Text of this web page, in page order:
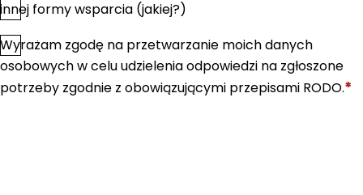
innej formy wsparcia (jakiej?)
Zgoda*
Wyrażam zgodę na przetwarzanie moich danych
osobowych w celu udzielenia odpowiedzi na zgłoszone
potrzeby zgodnie z obowiązującymi przepisami RODO.*